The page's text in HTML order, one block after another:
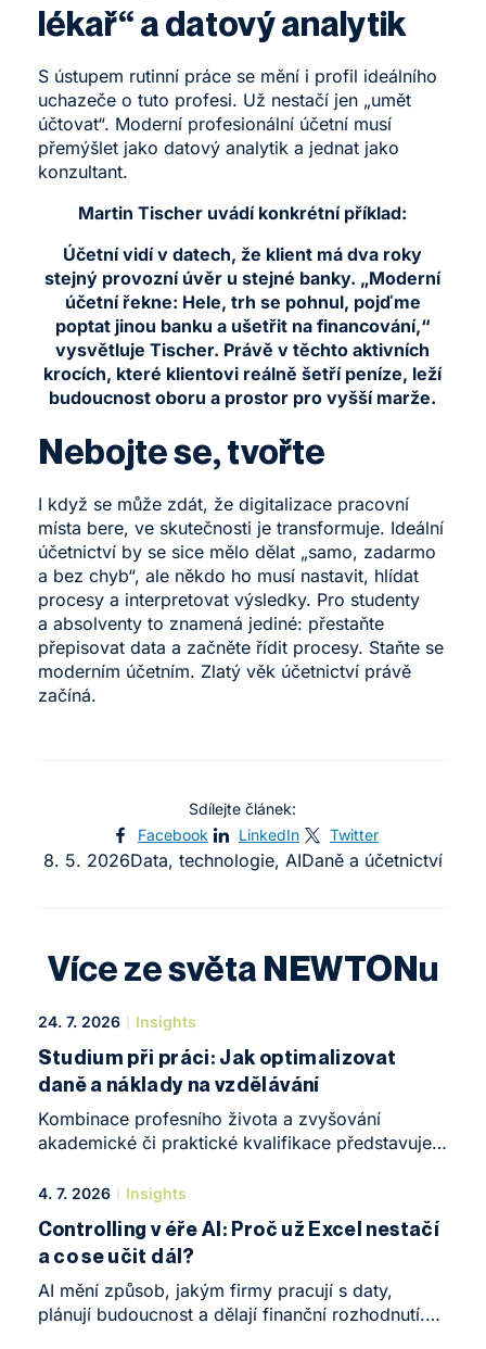
lékař“ a datový analytik
S ústupem rutinní práce se mění i profil ideálního
uchazeče o tuto profesi. Už nestačí jen „umět
účtovat“. Moderní profesionální účetní musí
přemýšlet jako datový analytik a jednat jako
konzultant.
Martin Tischer uvádí konkrétní příklad:
Účetní vidí v datech, že klient má dva roky
stejný provozní úvěr u stejné banky. „Moderní
účetní řekne: Hele, trh se pohnul, pojďme
poptat jinou banku a ušetřit na financování,“
vysvětluje Tischer. Právě v těchto aktivních
krocích, které klientovi reálně šetří peníze, leží
budoucnost oboru a prostor pro vyšší marže.
Nebojte se, tvořte
I když se může zdát, že digitalizace pracovní
místa bere, ve skutečnosti je transformuje. Ideální
účetnictví by se sice mělo dělat „samo, zadarmo
a bez chyb“, ale někdo ho musí nastavit, hlídat
procesy a interpretovat výsledky. Pro studenty
a absolventy to znamená jediné: přestaňte
přepisovat data a začněte řídit procesy. Staňte se
moderním účetním. Zlatý věk účetnictví právě
začíná.
Sdílejte článek:
Facebook
LinkedIn Twitter
8. 5. 2026Data, technologie, AIDaně a účetnictví
Více ze světa NEWTONu
24. 7. 2026 Insights
Studium při práci: Jak optimalizovat
daně a náklady na vzdělávání
Kombinace profesního života a zvyšování
akademické či praktické kvalifikace představuje
jak nastartovat kariéru nebo posunout vlastní
kdy se nároky na odborné znalosti – zejména
v oblastech, jako jsou daně, účetnictví
a podnikové finance – mění bezprecedentním
tempem. Formální vzdělání úzce spojené
4. 7. 2026 Insights
Controlling v éře AI: Proč už Excel nestačí
a co se učit dál?
AI mění způsob, jakým firmy pracují s daty,
plánují budoucnost a dělají finanční rozhodnutí.